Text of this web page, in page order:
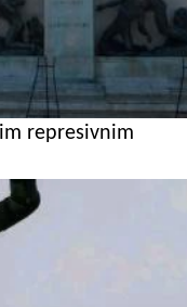
represivnim